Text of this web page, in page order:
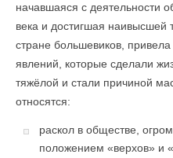
начавшаяся с деятельности
века и достигшая наивысшей
стране большевиков,
явлений, которые сделали
тяжёлой и стали причиной
относятся:
раскол в обществе,
положением «верхов» и